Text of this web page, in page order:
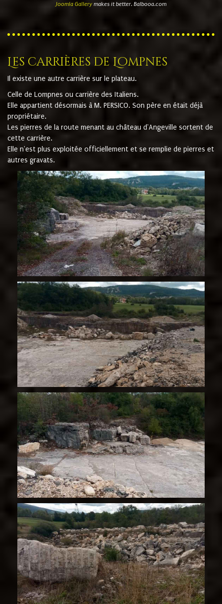
Joomla Gallerymakes it better. Balbooa.com
Les carrières de Lompnes
Il existe une autre carrière sur le plateau.
Celle de Lompnes ou carrière des Italiens.
Elle appartient désormais à M. PERSICO. Son père en était déjà
propriétaire.
Les pierres de la route menant au château d'Angeville sortent de
cette carrière.
Elle n'est plus exploitée officiellement et se remplie de pierres et
autres gravats.